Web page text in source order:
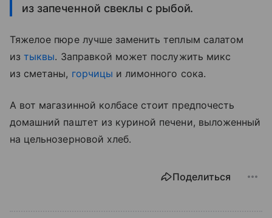
из запеченной свеклы с рыбой.
Тяжелое пюре лучше заменить теплым салатом
изтыквы. Заправкой может послужить микс
из сметаны, горчицы и лимонного сока.
А вот магазинной колбасе стоит предпочесть
домашний паштет из куриной печени, выложенный
на цельнозерновой хлеб.
Поделиться